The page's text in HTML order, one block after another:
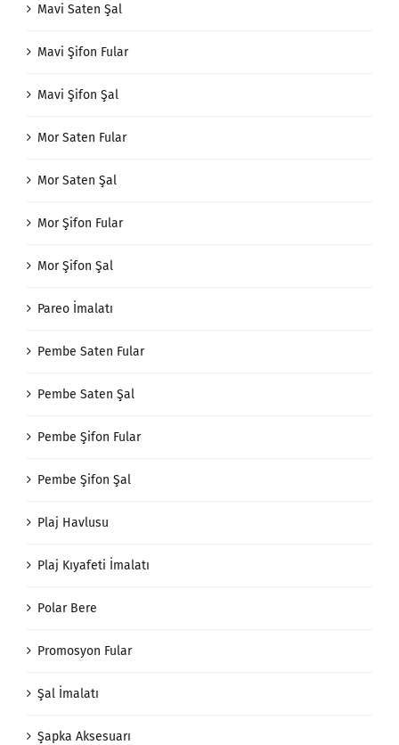
Mavi Saten Şal
Mavi Şifon Fular
Mavi Şifon Şal
Mor Saten Fular
Mor Saten Şal
Mor Şifon Fular
Mor Şifon Şal
Pareo İmalatı
Pembe Saten Fular
Pembe Saten Şal
Pembe Şifon Fular
Pembe Şifon Şal
Plaj Havlusu
Plaj Kıyafeti İmalatı
Polar Bere
Promosyon Fular
Şal İmalatı
Şapka Aksesuarı